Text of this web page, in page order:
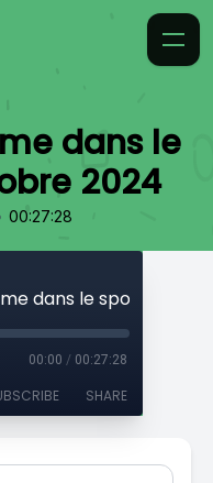
dans le
2024
00:27:28
00:00 / 00:27:28
SHARE